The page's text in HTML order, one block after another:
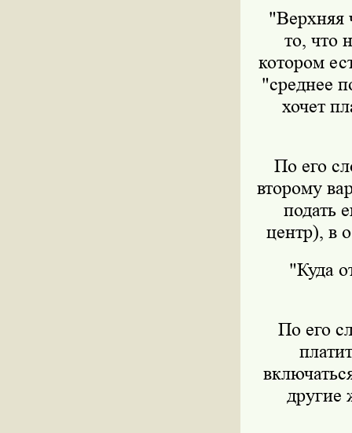
"Верхняя
то, что
котором
"среднее
хочет
По его
второму
подать
центр), в
"Куда
По его
другие